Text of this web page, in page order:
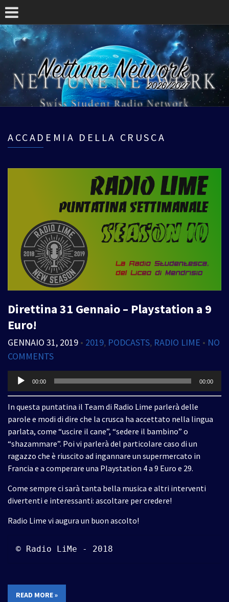
ACCADEMIA DELLA CRUSCA
Direttina 31 Gennaio – Playstation a 9
Euro!
GENNAIO 31, 2019 • 2019, PODCASTS, RADIO LIME • NO
COMMENTS
Audio
00:00 00:00
In questa puntatina il Team di Radio Lime parlerà delle
parole e modi di dire che la crusca ha accettato nella lingua
parlata, come “uscire il cane”, “sedere il bambino” o
“shazammare”. Poi vi parlerà del particolare caso di un
ragazzo che è riuscito ad ingannare un supermercato in
Francia e a comperare una Playstation 4 a 9 Euro e 29.
Come sempre ci sarà tanta bella musica e altri interventi
divertenti e interessanti: ascoltare per credere!
Radio Lime vi augura un buon ascolto!
© Radio LiMe - 2018
READ MORE »